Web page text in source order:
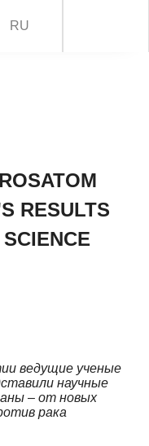
RU
RESULTS
ведущие ученые
научные
– от новых
рака